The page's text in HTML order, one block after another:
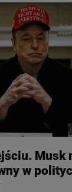
Musk
w